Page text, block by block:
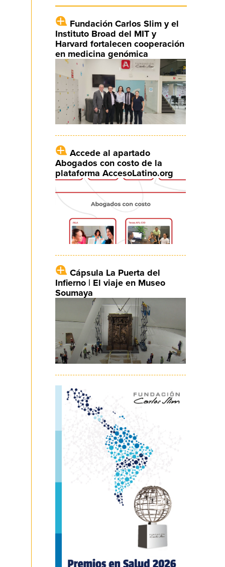
Fundación Carlos Slim y el
Instituto Broad del MIT y
Harvard fortalecen cooperación
en medicina genómica
Accede al apartado
Abogados con costo de la
plataforma AccesoLatino.org
Cápsula La Puerta del
Infierno | El viaje en Museo
Soumaya